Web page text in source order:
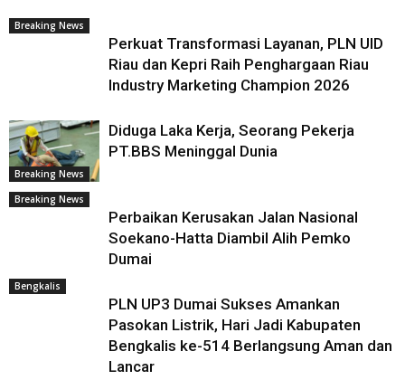
Breaking News
Perkuat Transformasi Layanan, PLN UID
Riau dan Kepri Raih Penghargaan Riau
Industry Marketing Champion 2026
Breaking News
Diduga Laka Kerja, Seorang Pekerja
PT.BBS Meninggal Dunia
Breaking News
Perbaikan Kerusakan Jalan Nasional
Soekano-Hatta Diambil Alih Pemko
Dumai
Bengkalis
PLN UP3 Dumai Sukses Amankan
Pasokan Listrik, Hari Jadi Kabupaten
Bengkalis ke-514 Berlangsung Aman dan
Lancar